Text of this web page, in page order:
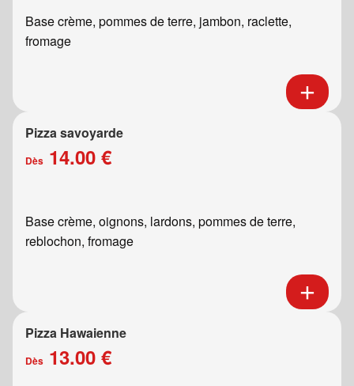
Base crème, pommes de terre, jambon, raclette,
fromage
Pizza savoyarde
Dès 14.00 €
Base crème, oignons, lardons, pommes de terre,
reblochon, fromage
Pizza Hawaienne
Dès 13.00 €